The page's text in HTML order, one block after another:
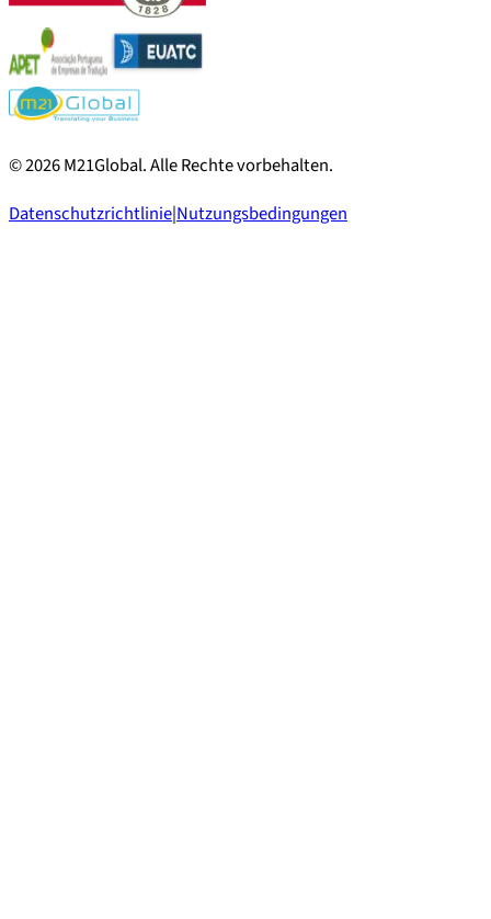
©2026M21Global.Alle Rechte vorbehalten.
Datenschutzrichtlinie|Nutzungsbedingungen